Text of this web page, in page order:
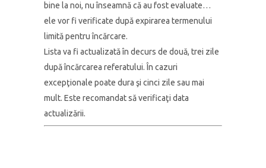
bine la noi, nu înseamnă că au fost evaluate…
ele vor fi verificate după expirarea termenului
limită pentru încărcare.
Lista va fi actualizată în decurs de două, trei zile
după încărcarea referatului. În cazuri
excepţionale poate dura şi cinci zile sau mai
mult. Este recomandat să verificaţi data
actualizării.